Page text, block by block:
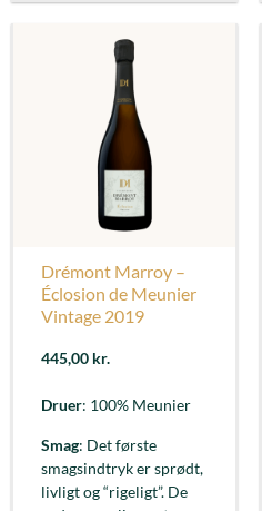
Drémont Marroy –
Éclosion de Meunier
Vintage 2019
445,00 kr.
Druer: 100% Meunier
Smag: Det første
smagsindtryk er sprødt,
livligt og “rigeligt”. De